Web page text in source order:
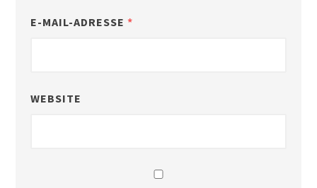
E-MAIL-ADRESSE *
WEBSITE